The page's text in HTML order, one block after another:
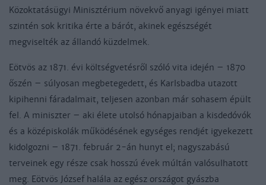
Közoktatásügyi Minisztérium növekvő anyagi igényei miatt
szintén sok kritika érte a bárót, akinek egészségét
megviselték az állandó küzdelmek.
Eötvös az 1871. évi költségvetésről szóló vita idején – 1870
őszén – súlyosan megbetegedett, és Karlsbadba utazott
kipihenni fáradalmait, teljesen azonban már sohasem épült
fel. A miniszter – aki élete utolsó hónapjaiban a kisdedóvók
és a középiskolák működésének egységes rendjét igyekezett
kidolgozni – 1871. február 2-án hunyt el; nagyszabású
terveinek egy része csak hosszú évek múltán valósulhatott
meg. Eötvös József halála az egész országot gyászba